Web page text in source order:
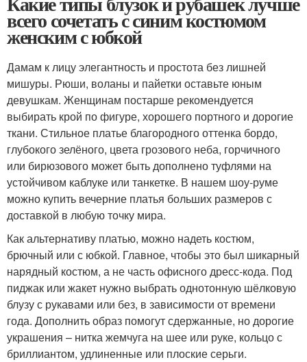
всего сочетать с синим костюмом
женским с юбкой
Дамам к лицу элегантность и простота без лишней
мишуры. Рюши, воланы и пайетки оставьте юным
девушкам. Женщинам постарше рекомендуется
выбирать крой по фигуре, хорошего портного и дорогие
ткани. Стильное платье благородного оттенка бордо,
глубокого зелёного, цвета грозового неба, горчичного
или бирюзового может быть дополнено туфлями на
устойчивом каблуке или танкетке. В нашем шоу-руме
можно купить вечерние платья больших размеров с
доставкой в любую точку мира.
Как альтернативу платью, можно надеть костюм,
брючный или с юбкой. Главное, чтобы это был шикарный
нарядный костюм, а не часть офисного дресс-кода. Под
пиджак или жакет нужно выбрать однотонную шёлковую
блузу с рукавами или без, в зависимости от времени
года. Дополнить образ помогут сдержанные, но дорогие
украшения – нитка жемчуга на шее или руке, кольцо с
бриллиантом, удлиненные или плоские серьги.